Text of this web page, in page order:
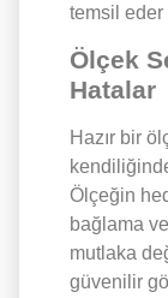
temsil eder
Ölçek
Hatalar
Hazır bir
Ölçeğin
bağlama
mutlaka
güvenilir